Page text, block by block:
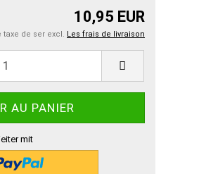
10,95 EUR
taxe de ser excl. Les frais de livraison
mit